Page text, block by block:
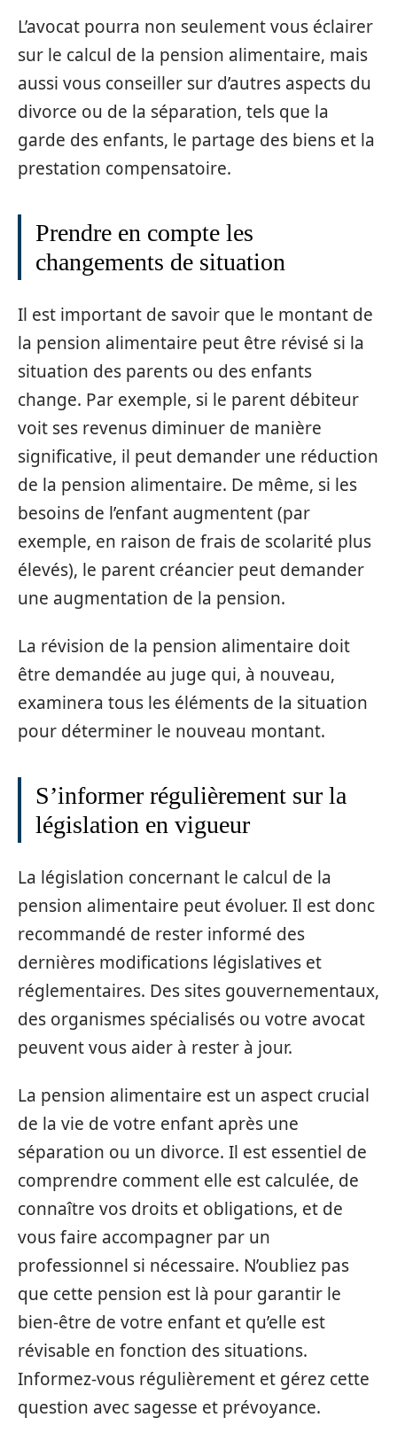
L’avocat pourra non seulement vous éclairer
sur le calcul de la pension alimentaire, mais
aussi vous conseiller sur d’autres aspects du
divorce ou de la séparation, tels que la
garde des enfants, le partage des biens et la
prestation compensatoire.
Prendre en compte les
changements de situation
Il est important de savoir que le montant de
la pension alimentaire peut être révisé si la
situation des parents ou des enfants
change. Par exemple, si le parent débiteur
voit ses revenus diminuer de manière
significative, il peut demander une réduction
de la pension alimentaire. De même, si les
besoins de l’enfant augmentent (par
exemple, en raison de frais de scolarité plus
élevés), le parent créancier peut demander
une augmentation de la pension.
La révision de la pension alimentaire doit
être demandée au juge qui, à nouveau,
examinera tous les éléments de la situation
pour déterminer le nouveau montant.
S’informer régulièrement sur la
législation en vigueur
La législation concernant le calcul de la
pension alimentaire peut évoluer. Il est donc
recommandé de rester informé des
dernières modifications législatives et
réglementaires. Des sites gouvernementaux,
des organismes spécialisés ou votre avocat
peuvent vous aider à rester à jour.
La pension alimentaire est un aspect crucial
de la vie de votre enfant après une
séparation ou un divorce. Il est essentiel de
comprendre comment elle est calculée, de
connaître vos droits et obligations, et de
vous faire accompagner par un
professionnel si nécessaire. N’oubliez pas
que cette pension est là pour garantir le
bien-être de votre enfant et qu’elle est
révisable en fonction des situations.
Informez-vous régulièrement et gérez cette
question avec sagesse et prévoyance.